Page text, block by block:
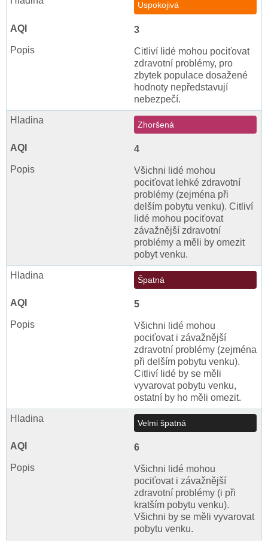
Uspokojivá
3
Citliví lidé mohou pociťovat
zdravotní problémy, pro
zbytek populace dosažené
hodnoty nepředstavují
nebezpečí.
Zhoršená
4
Všichni lidé mohou
pociťovat lehké zdravotní
problémy (zejména při
delším pobytu venku). Citliví
lidé mohou pociťovat
závažnější zdravotní
problémy a měli by omezit
pobyt venku.
Špatná
5
Všichni lidé mohou
pociťovat i závažnější
zdravotní problémy (zejména
při delším pobytu venku).
Citliví lidé by se měli
vyvarovat pobytu venku,
ostatní by ho měli omezit.
Velmi špatná
6
Všichni lidé mohou
pociťovat i závažnější
zdravotní problémy (i při
kratším pobytu venku).
Všichni by se měli vyvarovat
pobytu venku.